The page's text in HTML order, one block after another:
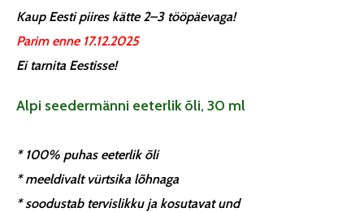
Kaup Eesti piires kätte 2–3 tööpäevaga!
Parim enne 17.12.2025
Ei tarnita Eestisse!
Alpi seedermänni eeterlik õli, 30 ml
* 100% puhas eeterlik õli
* meeldivalt vürtsika lõhnaga
* soodustab tervislikku ja kosutavat und